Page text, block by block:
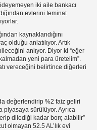
iki aile bankacı
evlerini teminat
kaynaklandığını
olduğu anlatılıyor. Artık
anlıyor. Diyor ki “eğer
kalmadan yeni para üretelim”.
vereceğini belirtince diğerleri
değerlendirip %2 faiz geliri
piyasaya sürülüyor. Ayrıca
dilediği kadar borç alabilir”
olmayan 52.5 AL’lık evi